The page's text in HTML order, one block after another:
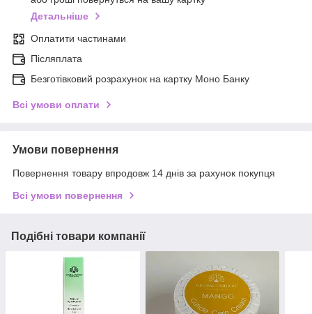
Детальніше
Оплатити частинами
Післяплата
Безготівковий розрахунок на картку Моно Банку
Всі умови оплати
Умови повернення
Повернення товару впродовж 14 днів за рахунок покупця
Всі умови повернення
Подібні товари компанії